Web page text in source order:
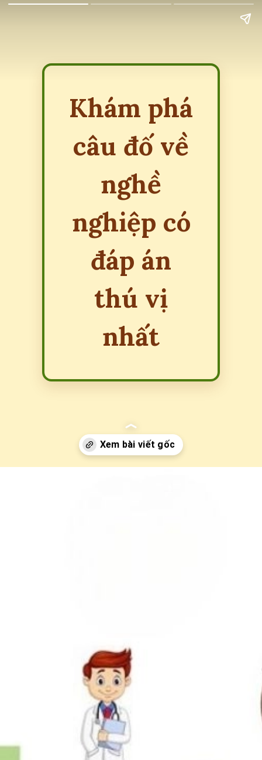
Khám phá
câu đố về
nghề
nghiệp có
đáp án
thú vị
nhất